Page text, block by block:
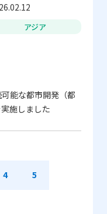
アジア
能な都市開発（都
施しました
4 5